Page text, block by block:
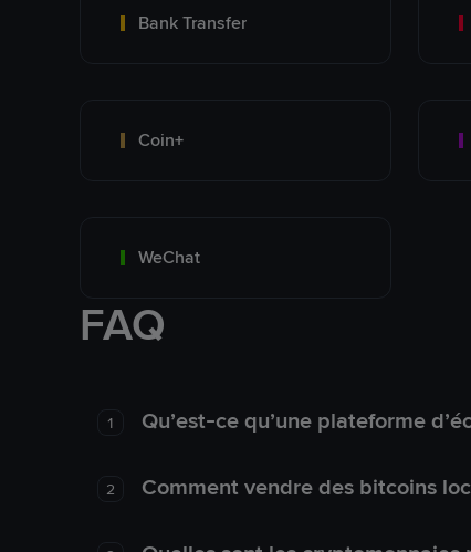
Bank Transfer
Coin+
WeChat
FAQ
1 Qu’est-ce qu’une plateforme
2 Comment vendre des bitcoins